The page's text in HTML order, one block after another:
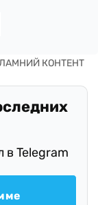
в Telegram